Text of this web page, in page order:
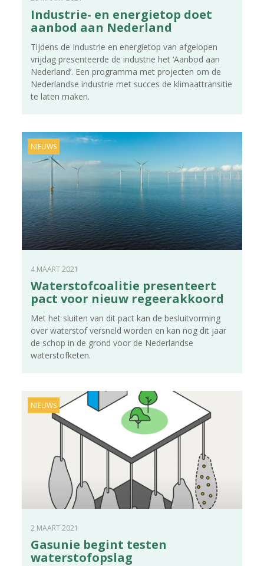
Industrie- en energietop doet
aanbod aan Nederland
Tijdens de Industrie en energietop van afgelopen
vrijdag presenteerde de industrie het ‘Aanbod aan
Nederland’. Een programma met projecten om de
Nederlandse industrie met succes de klimaattransitie
te laten maken.
NIEUWS
4 MAART 2021
Waterstofcoalitie presenteert
pact voor nieuw regeerakkoord
Met het sluiten van dit pact kan de besluitvorming
over waterstof versneld worden en kan nog dit jaar
de schop in de grond voor de Nederlandse
waterstofketen.
NIEUWS
2 MAART 2021
Gasunie begint testen
waterstofopslag